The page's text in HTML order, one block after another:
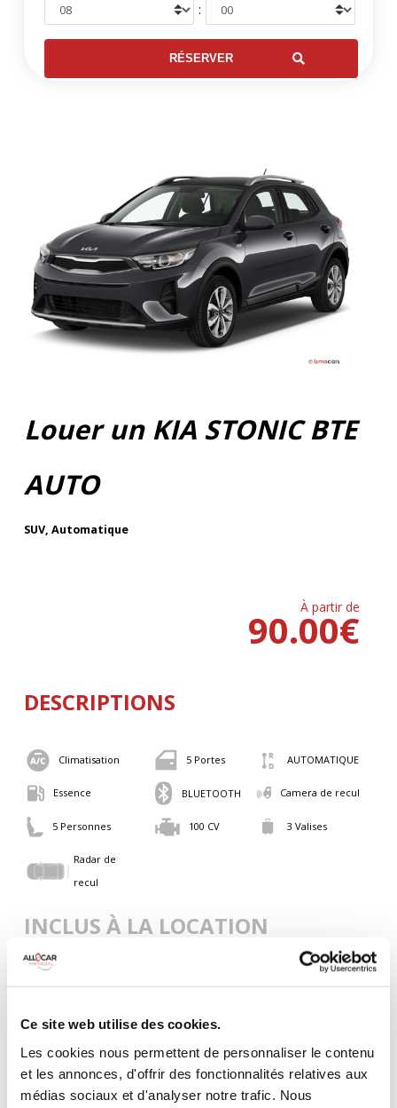
Ce site web utilise des cookies.
Les cookies nous permettent de personnaliser le contenu
et les annonces, d'offrir des fonctionnalités relatives aux
médias sociaux et d'analyser notre trafic. Nous
:
Louer un KIA STONIC BTE
AUTO
SUV, Automatique
À partir de
€
90.00
DESCRIPTIONS
Climatisation 5 Portes AUTOMATIQUE
Essence BLUETOOTH Camera de recul
5 Personnes 100 CV 3 Valises
Radar de
recul
INCLUS À LA LOCATION
Carburant : plein à rendre plein
CONDITIONS DE LOCATION